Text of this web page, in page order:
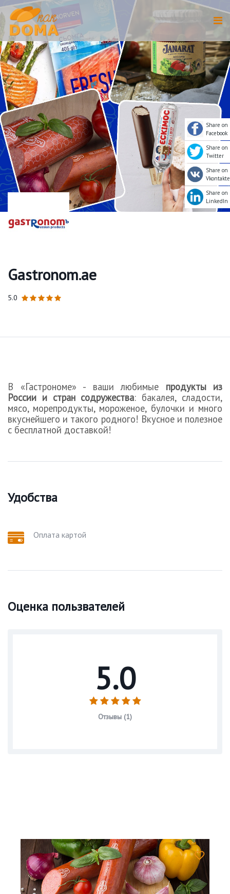
Gastronom.ae
5.0
В «Гастрономе» - ваши любимые продукты из
России и стран содружества: бакалея, сладости,
мясо, морепродукты, мороженое, булочки и много
вкуснейшего и такого родного! Вкусное и полезное
с бесплатной доставкой!
Удобства
Оплата картой
Оценка пользвателей
5.0
Отзывы (1)
Share on
Facebook
Share on
Twitter
Share on
Vkontakte
Share on
LinkedIn